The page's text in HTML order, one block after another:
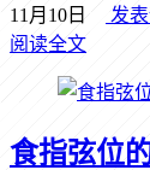
11月10日 发
阅读全文
食指弦位